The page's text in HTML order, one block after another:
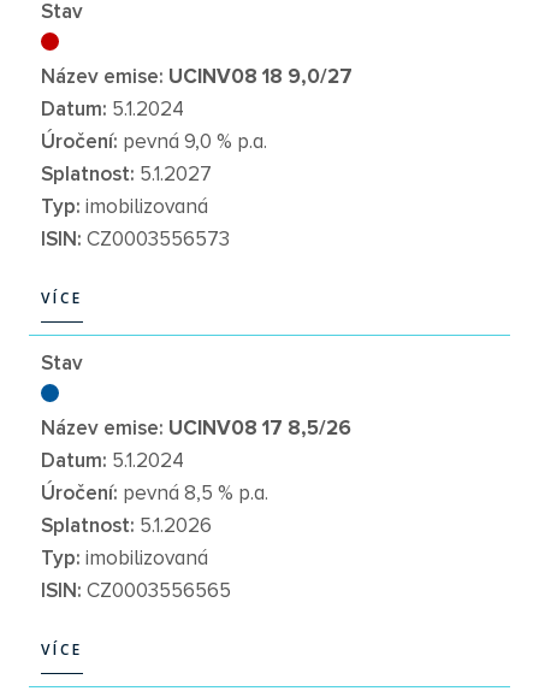
Stav
Název emise: UCINV08 18 9,0/27
Datum: 5.1.2024
Úročení: pevná 9,0 % p.a.
Splatnost: 5.1.2027
Typ: imobilizovaná
ISIN: CZ0003556573
VÍCE
Stav
Název emise: UCINV08 17 8,5/26
Datum: 5.1.2024
Úročení: pevná 8,5 % p.a.
Splatnost: 5.1.2026
Typ: imobilizovaná
ISIN: CZ0003556565
VÍCE